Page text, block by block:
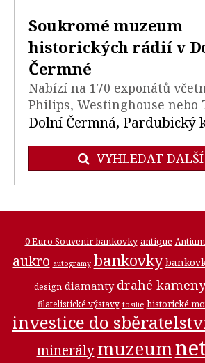
Soukromé muzeum
historických rádií v
Čermné
Nabízí na 170 exponátů
Philips, Westinghouse nebo
Dolní Čermná, Pardubický
VYHLEDAT
0 Euro Souvenir bankovky antique
aukro autogramy bankovky
design diamanty drahé kameny
filatelistické výstavy fosilie historické
investice do
minerálymuzeum